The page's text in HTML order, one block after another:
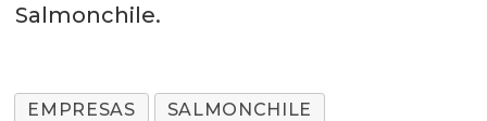
Salmonchile.
EMPRESAS
SALMONCHILE